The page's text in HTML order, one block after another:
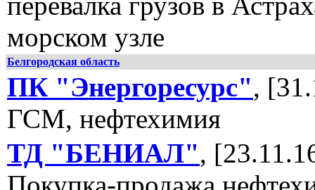
морском узле
Белгородская область
ПК "Энергоресурс",
ГСМ, нефтехимия
ТД "БЕНИАЛ",